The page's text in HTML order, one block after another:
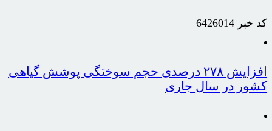
کد خبر 6426014
افزایش ۲۷۸ درصدی حجم سوختگی پوشش گیاهی
کشور در سال جاری